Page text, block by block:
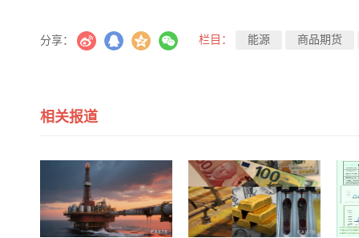
分享： 栏目： 能源 商品期货
相关报道